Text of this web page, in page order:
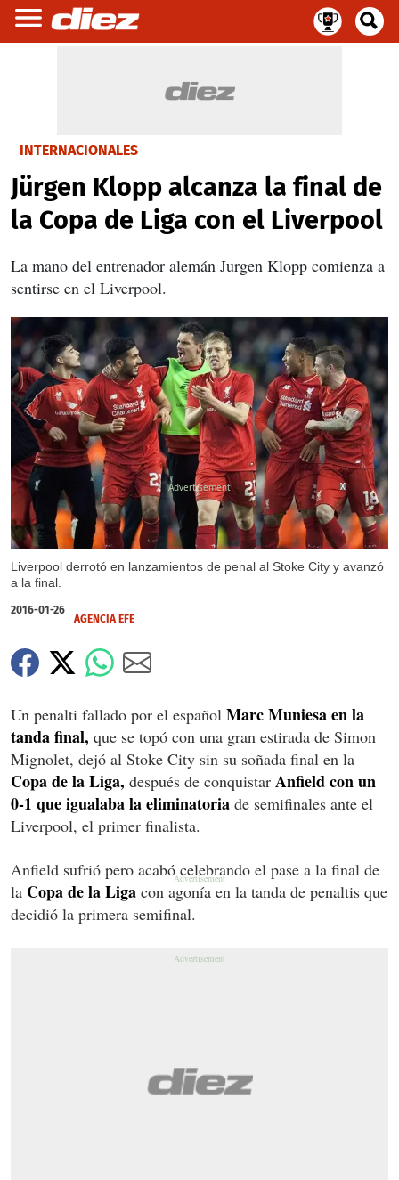
INTERNACIONALES
Jürgen Klopp alcanza la final de
la Copa de Liga con el Liverpool
La mano del entrenador alemán Jurgen Klopp comienza a
sentirse en el Liverpool.
Liverpool derrotó en lanzamientos de penal al Stoke City y avanzó
a la final.
X
X
2016-01-26
AGENCIA EFE
Un penalti fallado por el español Marc Muniesa en la
tanda final, que se topó con una gran estirada de Simon
Mignolet, dejó al Stoke City sin su soñada final en la
Copa de la Liga, después de conquistar Anfield con un
0-1 que igualaba la eliminatoria de semifinales ante el
Liverpool, el primer finalista.
Anfield sufrió pero acabó celebrando el pase a la final de
la Copa de la Liga con agonía en la tanda de penaltis que
decidió la primera semifinal.